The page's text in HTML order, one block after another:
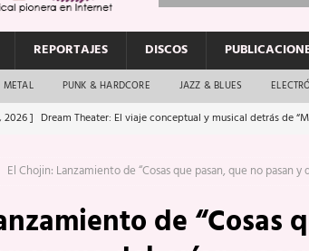
REPORTAJES DISCOS
METAL PUNK & HARDCORE JAZZ & BLUES
2026 ] Dream Theater: El viaje conceptual y musical detrás de
2026 ] Vamos Con Todo: El rock urbano sigue en buenas manos
]
Ave Exsilyum, los que van a escucharte te saludan
El Chojin: Lanzamiento de “Cosas que pasan, que no pasan y
de “Cosas